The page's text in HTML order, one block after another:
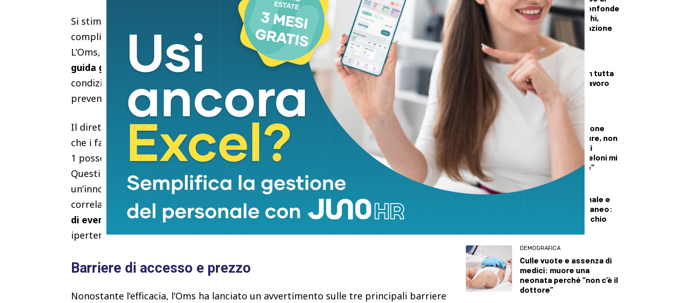
Si stima che i costi economici globali legati a questa condizione e alle sue
complicazioni raggiungeranno i 3.000 miliardi di dollari all’anno entro la stessa data.
L’Oms, rispondendo alle richieste degli Stati membri, ha pubblicato la sua prima linea
guida globale sull’uso delle terapie Glp-1
, riconoscendo l’obesità non più come una
condizione legata allo stile di vita, ma come
una malattia cronica complessa
prevenibile e trattabile che richiede cure a vita.
Il direttore generale dell’Oms, il dottor Tedros Adhanom Ghebreyesus, ha dichiarato
che i farmaci da soli non possano risolvere la crisi sanitaria globale, ma le terapie Glp-
1 possono aiutare milioni di persone a superare l’obesità e a ridurne i danni associati.
Questi farmaci (inclusi liraglutide, semaglutide e tirzepatide) sono emersi come
un’innovazione cruciale per affrontare l’obesità, le sue complicazioni e le comorbilità
correlate. L’Oms ha notato la crescente evidenza che i Glp-1 possonoridurre il rischio
di eventi gravi e potenzialmente fatali, come infarti, ictus,diabete di tipo 2
ipertensione, colesterolo alto e malattie renali e arteriose.
Barriere di accesso e prezzo
Nonostante l’efficacia, l’Oms ha lanciato un avvertimento sulle tre principali barriere
Tomasi a Giani: “Confonde
i tagli con gli sprechi,
serve una pianificazione
puntuale”
DALLA TOSCANA
Fiamme di bosco in tutta
la Regione, superlavoro
per l’Aib
Conte in commissione
Covid: “Scavate pure, non
troverete niente di
illecito su di me. Meloni mi
diede del criminale”
DEMOGRAFICA
Pillola, anello vaginale e
impianto sottocutaneo:
l’allerta Aifa sul rischio
DEMOGRAFICA
Culle vuote e assenza di
medici: muore una
neonata perché “non c’è il
dottore”